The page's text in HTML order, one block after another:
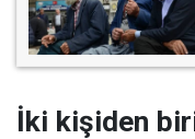
İki kişiden